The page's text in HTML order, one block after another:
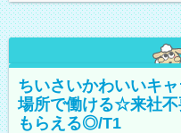
ちいさいかわいいキ
場所で働ける☆来社
もらえる◎/T1